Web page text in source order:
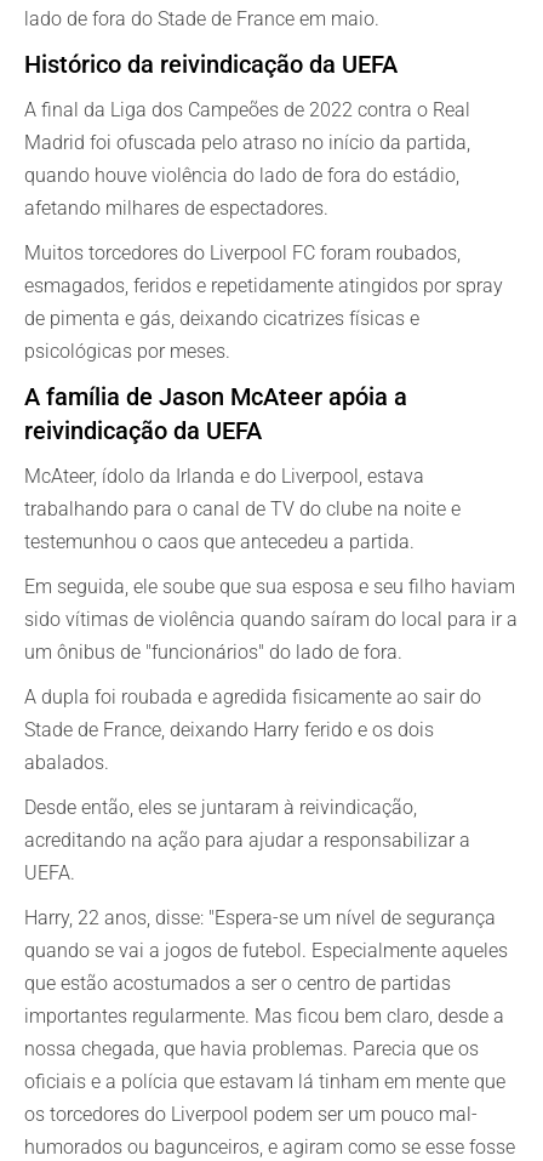
lado de fora do Stade de France em maio.
Histórico da reivindicação da UEFA
A final da Liga dos Campeões de 2022 contra o Real
Madrid foi ofuscada pelo atraso no início da partida,
quando houve violência do lado de fora do estádio,
afetando milhares de espectadores.
Muitos torcedores do Liverpool FC foram roubados,
esmagados, feridos e repetidamente atingidos por spray
de pimenta e gás, deixando cicatrizes físicas e
psicológicas por meses.
A família de Jason McAteer apóia a
reivindicação da UEFA
McAteer, ídolo da Irlanda e do Liverpool, estava
trabalhando para o canal de TV do clube na noite e
testemunhou o caos que antecedeu a partida.
Em seguida, ele soube que sua esposa e seu filho haviam
sido vítimas de violência quando saíram do local para ir a
um ônibus de "funcionários" do lado de fora.
A dupla foi roubada e agredida fisicamente ao sair do
Stade de France, deixando Harry ferido e os dois
abalados.
Desde então, eles se juntaram à reivindicação,
acreditando na ação para ajudar a responsabilizar a
UEFA.
Harry, 22 anos, disse: "Espera-se um nível de segurança
quando se vai a jogos de futebol. Especialmente aqueles
que estão acostumados a ser o centro de partidas
importantes regularmente. Mas ficou bem claro, desde a
nossa chegada, que havia problemas. Parecia que os
oficiais e a polícia que estavam lá tinham em mente que
os torcedores do Liverpool podem ser um pouco mal-
humorados ou bagunceiros, e agiram como se esse fosse